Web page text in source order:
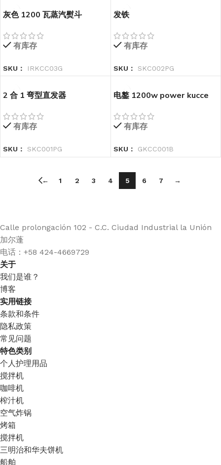
灰色 1200 瓦蒸汽熨斗
有库存
SKU： IRKCC03G
发铁
有库存
SKU： SKC002PG
2 合 1 弯型直发器
有库存
SKU： SKC001PG
电鏊 1200w power kucce
有库存
SKU： GKCC001B
← 1 2 3 4 5 6 7 →
Calle prolongación 102 - C.C. Ciudad Industrial la Unión
加尔蓬
电话：+58 424-4669729
关于
我们是谁？
博客
实用链接
条款和条件
隐私政策
常见问题
特色类别
个人护理用品
搅拌机
咖啡机
榨汁机
空气炸锅
烤箱
搅拌机
三明治和华夫饼机
船舶